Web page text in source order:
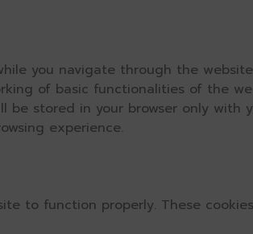
you navigate through the
of basic functionalities of the
be stored in your browser only
experience.
to function properly. These